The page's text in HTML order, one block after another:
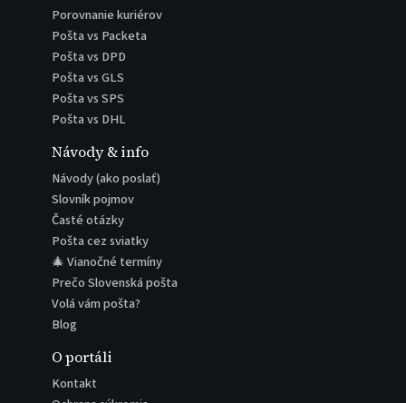
Porovnanie kuriérov
Pošta vs Packeta
Pošta vs DPD
Pošta vs GLS
Pošta vs SPS
Pošta vs DHL
Návody & info
Návody (ako poslať)
Slovník pojmov
Časté otázky
Pošta cez sviatky
🎄 Vianočné termíny
Prečo Slovenská pošta
Volá vám pošta?
Blog
O portáli
Kontakt